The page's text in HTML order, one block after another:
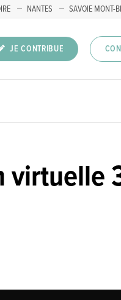
NANTES SAVOIE MONT-
JE CONTRIBUE
virtuelle